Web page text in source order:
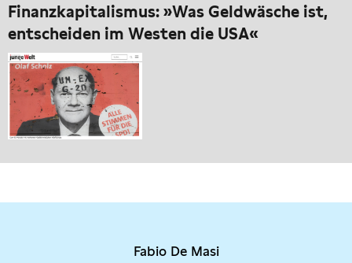
Finanzkapitalismus: »Was Geldwäsche ist,
entscheiden im Westen die USA«
Fabio De Masi